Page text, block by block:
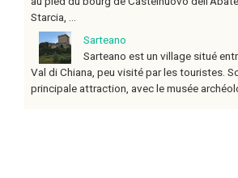
Starcia, ...
Sarteano
Sarteano est un village situé
Val di Chiana, peu visité par les touristes.
principale attraction, avec le musée